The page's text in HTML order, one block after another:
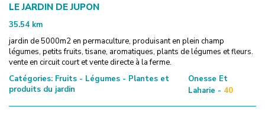
LE JARDIN DE JUPON
35.54 km
jardin de 5000m2 en permaculture, produisant en plein champ
légumes, petits fruits, tisane, aromatiques, plants de légumes et fleurs.
vente en circuit court et vente directe à la ferme.
Catégories: Fruits - Légumes - Plantes et
produits du jardin
Onesse Et
Laharie - 40